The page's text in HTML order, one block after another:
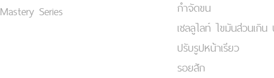
Mastery Series
กำจัดขน
เชลลูไลท์ ไขมันส่วนเกิน
ปรับรูปหน้าเรียว
รอยสัก